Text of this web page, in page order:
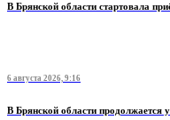
В Брянской области стартовала
6 августа 2026, 9:16
В Брянской области продолжается